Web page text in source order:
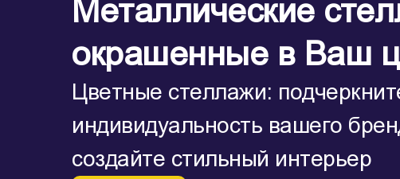
Металлические
окрашенные в Ваш
Цветные стеллажи:
индивидуальность вашего
создайте стильный интерьер